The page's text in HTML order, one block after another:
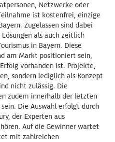
Netzwerke oder
ist kostenfrei, einzige
Zugelassen sind dabei
als auch zeitlich
in Bayern. Diese
am Markt positioniert sein,
vorhanden ist. Projekte,
sondern lediglich als Konzept
nicht zulässig. Die
zudem innerhalb der letzten
Die Auswahl erfolgt durch
der Experten aus
Auf die Gewinner wartet
mit zahlreichen